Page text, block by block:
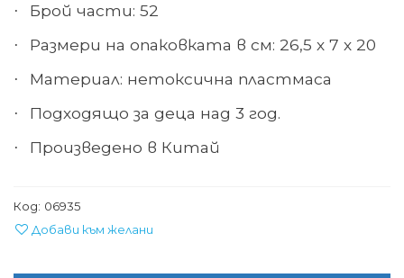
· Брой части: 52
· Размери на опаковката в см: 26,5 х 7 х 20
· Материал: нетоксична пластмаса
· Подходящо за деца над 3 год.
· Произведено в Китай
Код: 06935
Добави към желани